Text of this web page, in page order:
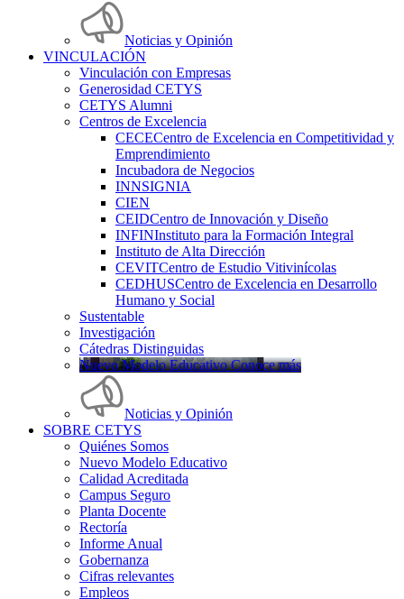
Noticias y Opinión
VINCULACIÓN
Vinculación con Empresas
Generosidad CETYS
CETYS Alumni
Centros de Excelencia
CECECentro de Excelencia en Competitividad y
Emprendimiento
Incubadora de Negocios
INNSIGNIA
CIEN
CEIDCentro de Innovación y Diseño
INFINInstituto para la Formación Integral
Instituto de Alta Dirección
CEVITCentro de Estudio Vitivinícolas
CEDHUSCentro de Excelencia en Desarrollo
Humano y Social
Sustentable
Investigación
Cátedras Distinguidas
Nuevo Modelo Educativo Conoce más
Noticias y Opinión
SOBRE CETYS
Quiénes Somos
Nuevo Modelo Educativo
Calidad Acreditada
Campus Seguro
Planta Docente
Rectoría
Informe Anual
Gobernanza
Cifras relevantes
Empleos